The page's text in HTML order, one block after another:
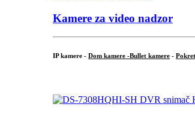
Kamere za video nadzor
IP kamere - Dom kamere -Bullet kamere -